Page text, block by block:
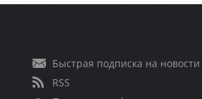
Быстрая подписка на новости
RSS